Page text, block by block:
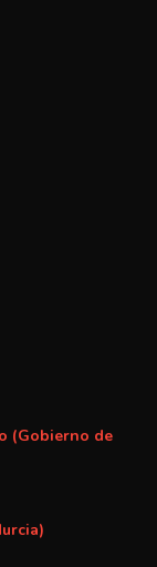
(Gobierno de